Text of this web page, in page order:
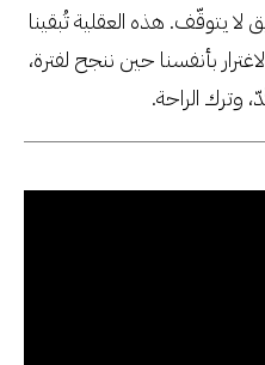
لا يتوقّف. هذه العقلية تُبقينا
بأنفسنا حين ننجح لفترة،
وترك الراحة.